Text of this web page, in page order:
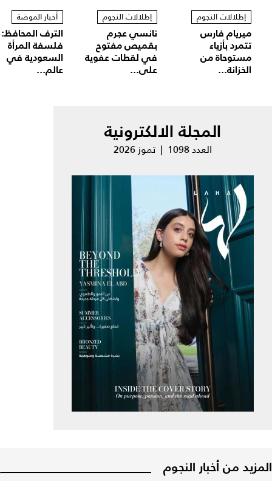
إطلالات النجوم
ميريام فارس
تتمرد بأزياء
مستوحاة من
الخزانة...
إطلالات النجوم
نانسي عجرم
بقميص مفتوح
في لقطات عفوية
على...
أخبار الموضة
الترف المحافظ:
فلسفة المرأة
السعودية في
عالم...
المجلة الالكترونية
العدد 1098 | تموز 2026
المزيد من أخبار النجوم